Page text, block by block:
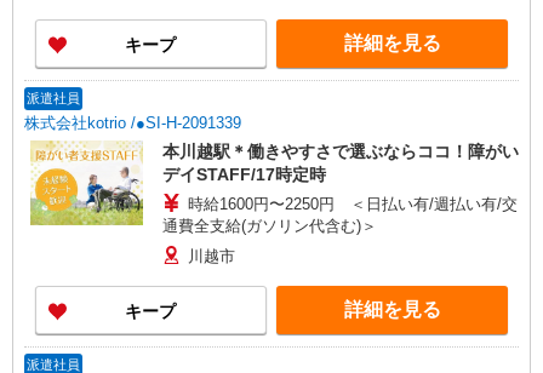
キープ 詳細を見る
派遣社員
株式会社kotrio /●SI-H-2091339
本川越駅＊働きやすさで選ぶならココ！障がい
デイSTAFF/17時定時
時給1600円〜2250円 ＜日払い有/週払い有/交
通費全支給(ガソリン代含む)＞
川越市
キープ 詳細を見る
派遣社員